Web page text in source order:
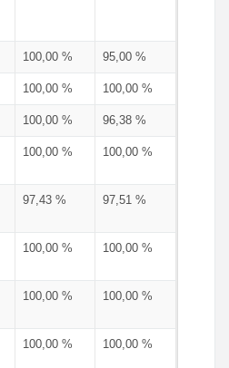
100,00 % 95,00 %
100,00 % 100,00 %
100,00 % 96,38 %
100,00 % 100,00 %
97,43 % 97,51 %
100,00 % 100,00 %
100,00 % 100,00 %
100,00 % 100,00 %